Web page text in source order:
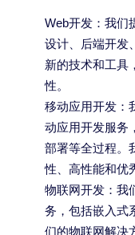
Web开发：我们
设计、后端开发
新的技术和工具
性。
移动应用开发：
动应用开发服务
部署等全过程。
性、高性能和优
物联网开发：我
务，包括嵌入式
们的物联网解决